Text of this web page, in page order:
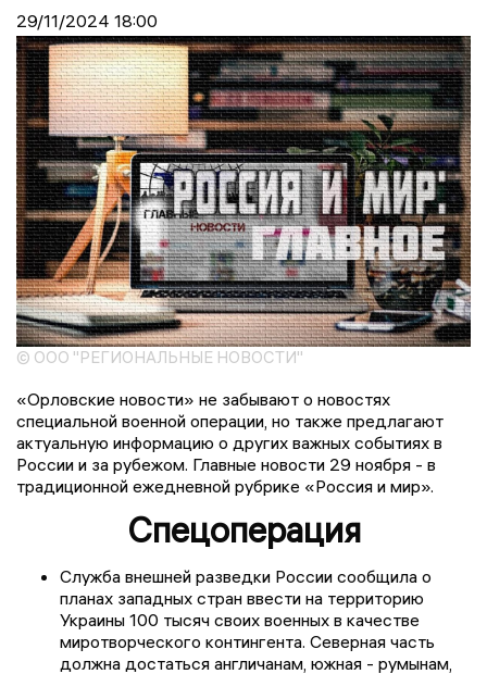
29/11/2024 18:00
© ООО "РЕГИОНАЛЬНЫЕ НОВОСТИ"
«Орловские новости» не забывают о новостях
специальной военной операции, но также предлагают
актуальную информацию о других важных событиях в
России и за рубежом. Главные новости 29 ноября - в
традиционной ежедневной рубрике «Россия и мир».
Спецоперация
Служба внешней разведки России сообщила о
планах западных стран ввести на территорию
Украины 100 тысяч своих военных в качестве
миротворческого контингента. Северная часть
должна достаться англичанам, южная - румынам,